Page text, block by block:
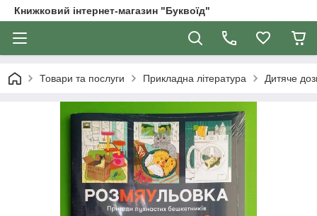
Книжковий інтернет-магазин "Буквоїд"
Товари та послуги Прикладна література Дитяче